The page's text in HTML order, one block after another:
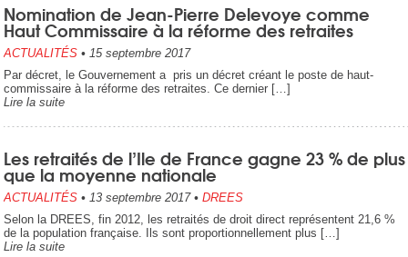
Nomination de Jean-Pierre Delevoye comme
Haut Commissaire à la réforme des retraites
ACTUALITÉS • 15 septembre 2017
Par décret, le Gouvernement a pris un décret créant le poste de haut-
commissaire à la réforme des retraites. Ce dernier […]
Lire la suite
Les retraités de l’Ile de France gagne 23 % de plus
que la moyenne nationale
ACTUALITÉS • 13 septembre 2017• DREES
Selon la DREES, fin 2012, les retraités de droit direct représentent 21,6 %
de la population française. Ils sont proportionnellement plus […]
Lire la suite